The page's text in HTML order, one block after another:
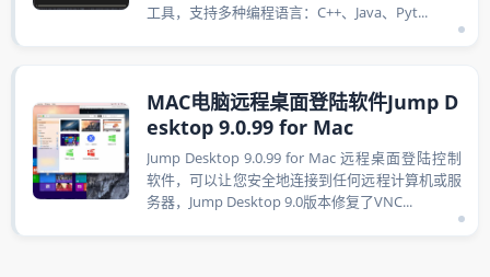
工具，支持多种编程语言：C++、Java、Pyt...
MAC电脑远程桌面登陆软件Jump D
esktop 9.0.99 for Mac
Jump Desktop 9.0.99 for Mac 远程桌面登陆控制
软件，可以让您安全地连接到任何远程计算机或服
务器，Jump Desktop 9.0版本修复了VNC...